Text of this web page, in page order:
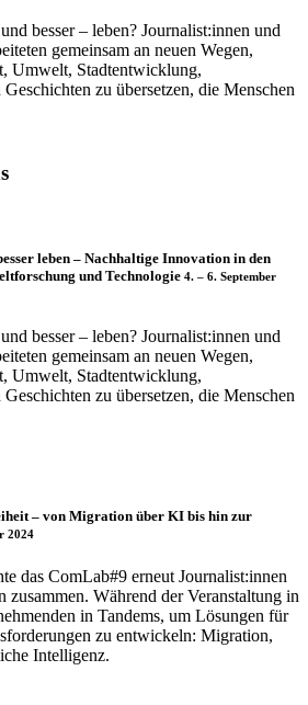
besser – leben? Journalist:innen und
gemeinsam an neuen Wegen,
Umwelt, Stadtentwicklung,
zu übersetzen, die Menschen
leben – Nachhaltige Innovation in den
und Technologie 4. – 6. September
besser – leben? Journalist:innen und
gemeinsam an neuen Wegen,
Umwelt, Stadtentwicklung,
zu übersetzen, die Menschen
– von Migration über KI bis hin zur
2024
das ComLab#9 erneut Journalist:innen
zusammen. Während der Veranstaltung in
in Tandems, um Lösungen für
zu entwickeln: Migration,
Intelligenz.